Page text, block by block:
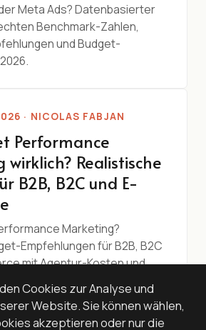
Meta Ads? Datenbasierter
Benchmark-Zahlen,
und Budget-
· NICOLAS FABJAN
Performance
Realistische
B2B, B2C und E-
Marketing?
Empfehlungen für B2B, B2C
mit Agentur-Kosten und
Cookies zur Analyse und
Website. Sie können wählen,
akzeptieren oder nur die